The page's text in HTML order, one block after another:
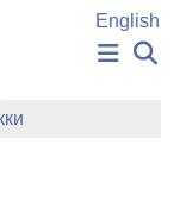
English